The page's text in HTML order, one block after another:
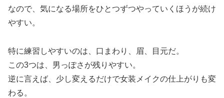
なので、気になる場所をひとつずつやっていくほうが続け
やすい。
特に練習しやすいのは、口まわり、眉、目元だ。
この3つは、男っぽさが残りやすい。
逆に言えば、少し変えるだけで女装メイクの仕上がりも変
わる。